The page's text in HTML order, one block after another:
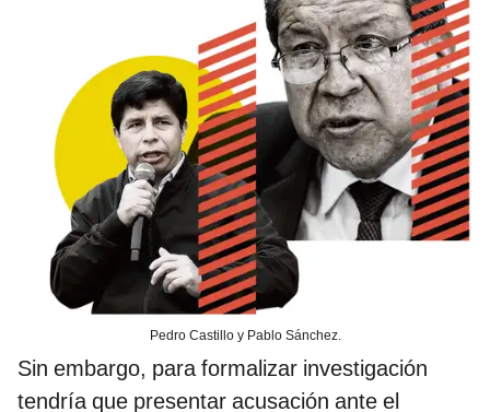
Pedro Castillo y Pablo Sánchez.
Sin embargo, para formalizar investigación
tendría que presentar acusación ante el